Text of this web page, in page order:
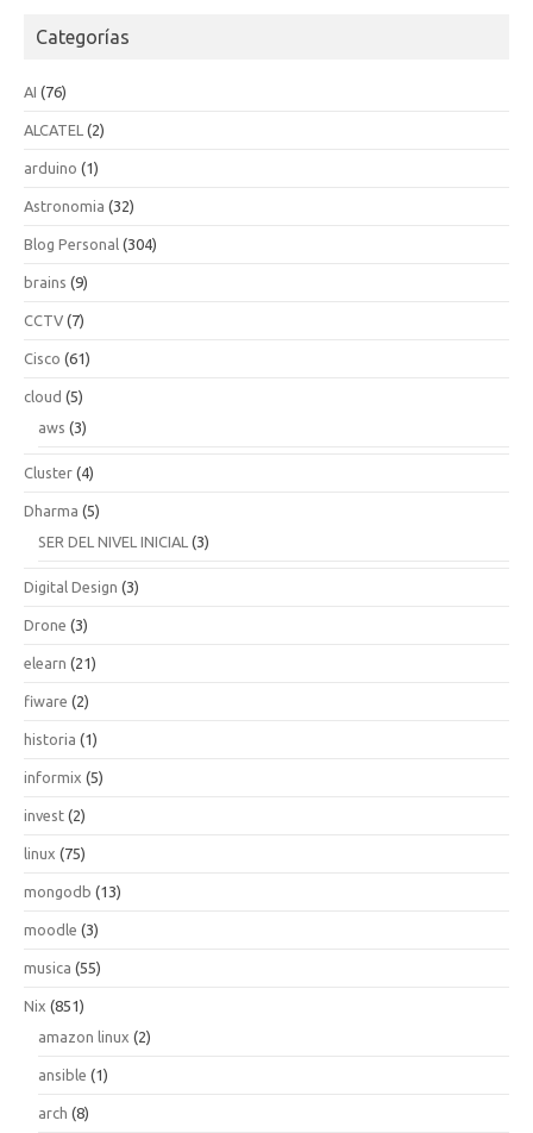
Categorías
AI (76)
ALCATEL (2)
arduino (1)
Astronomia (32)
Blog Personal (304)
brains (9)
CCTV (7)
Cisco (61)
cloud (5)
aws (3)
Cluster (4)
Dharma (5)
SER DEL NIVEL INICIAL (3)
Digital Design (3)
Drone (3)
elearn (21)
fiware (2)
historia (1)
informix (5)
invest (2)
linux (75)
mongodb (13)
moodle (3)
musica (55)
Nix (851)
amazon linux (2)
ansible (1)
arch (8)